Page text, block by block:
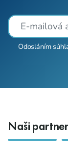
Odosláním
Naši